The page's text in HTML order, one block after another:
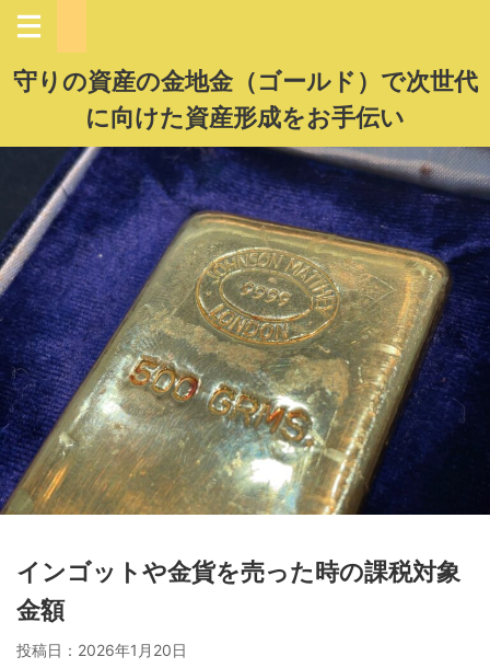
守りの資産の金地金（ゴールド）で次世代
に向けた資産形成をお手伝い
インゴットや金貨を売った時の課税対象
金額
投稿日： 2026年1月20日